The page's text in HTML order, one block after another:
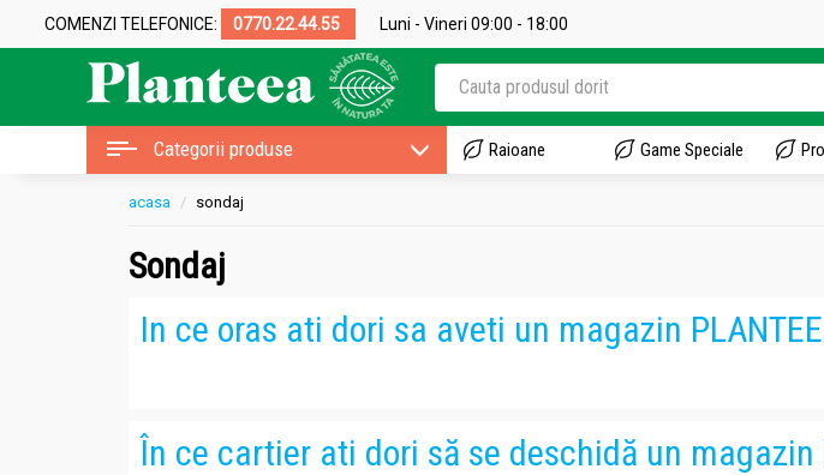
COMENZI TELEFONICE: 0770.22.44.55 Luni - Vineri 09:00 - 18:00
Categorii produse Raioane Game Speciale
acasa sondaj
Sondaj
In ce oras ati dori sa aveti un magazin
În ce cartier ati dori să se deschidă un magazin